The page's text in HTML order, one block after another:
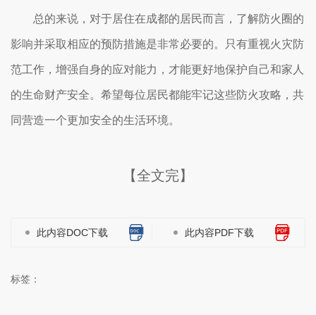
总的来说，对于居住在成都的居民而言，了解防火圈的
影响并采取相应的预防措施是非常必要的。只有重视火灾防
范工作，增强自身的应对能力，才能更好地保护自己和家人
的生命财产安全。希望每位居民都能牢记这些防火攻略，共
同营造一个更加安全的生活环境。
【全文完】
此内容DOC下载 此内容PDF下载
标签：